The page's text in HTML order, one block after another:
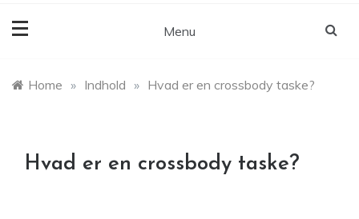
Menu
Home » Indhold » Hvad er en crossbody taske?
Hvad er en crossbody taske?